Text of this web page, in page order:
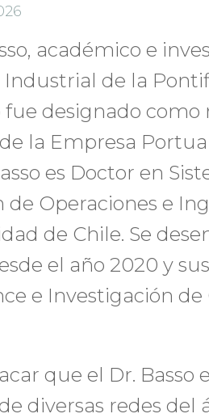
académico e
de la
fue designado
la Empresa
es Doctor en
de Operaciones e
de Chile. Se
el año 2020 y
e Investigación de
que el Dr. Basso
diversas redes del